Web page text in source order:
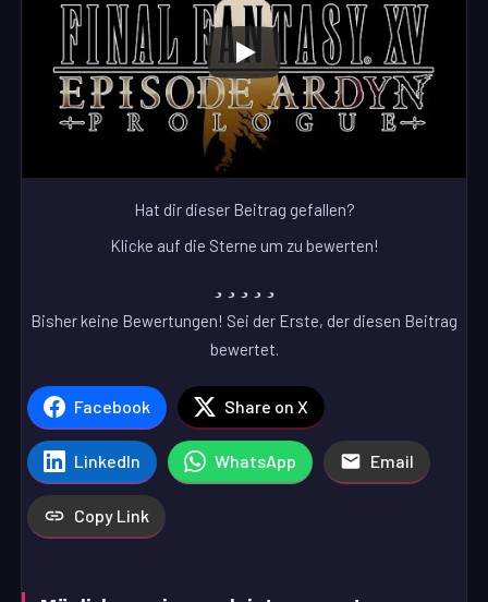
Hat dir dieser Beitrag gefallen?
Klicke auf die Sterne um zu bewerten!
Bisher keine Bewertungen! Sei der Erste, der diesen Beitrag
bewertet.
Facebook Share on X
LinkedIn WhatsApp Email
Copy Link